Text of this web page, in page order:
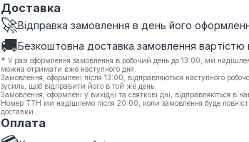
Доставка
🚀Відправка замовлення в день його
🚚Безкоштовна доставка замовлення вартістю
* У разі оформлення замовлення в робочий день до 13:00, ми
можна отримати вже наступного дня.
Замовлення, оформлені після 13:00, відправляються наступного
зусиль, щоб відправити його в той же день.
Замовлення, оформлені у вихідні та святкові дні, відправляються в
Номер ТТН ми надішлемо після 20:00, коли замовлення буде
доставки.
Оплата